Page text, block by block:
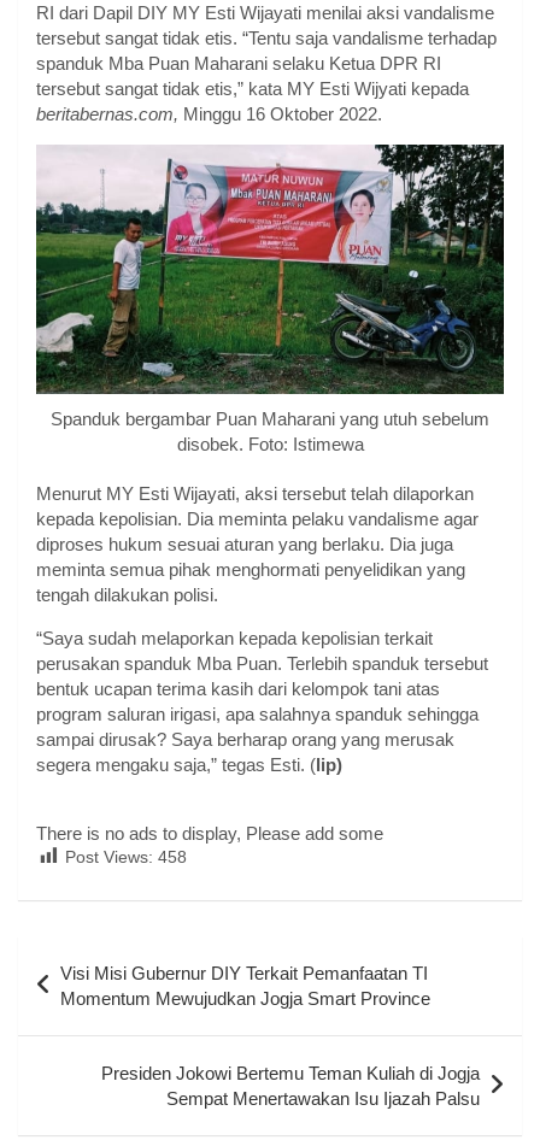
RI dari Dapil DIY MY Esti Wijayati menilai aksi vandalisme
tersebut sangat tidak etis. “Tentu saja vandalisme terhadap
spanduk Mba Puan Maharani selaku Ketua DPR RI
tersebut sangat tidak etis,” kata MY Esti Wijyati kepada
beritabernas.com, Minggu 16 Oktober 2022.
Spanduk bergambar Puan Maharani yang utuh sebelum
disobek. Foto: Istimewa
Menurut MY Esti Wijayati, aksi tersebut telah dilaporkan
kepada kepolisian. Dia meminta pelaku vandalisme agar
diproses hukum sesuai aturan yang berlaku. Dia juga
meminta semua pihak menghormati penyelidikan yang
tengah dilakukan polisi.
“Saya sudah melaporkan kepada kepolisian terkait
perusakan spanduk Mba Puan. Terlebih spanduk tersebut
bentuk ucapan terima kasih dari kelompok tani atas
program saluran irigasi, apa salahnya spanduk sehingga
sampai dirusak? Saya berharap orang yang merusak
segera mengaku saja,” tegas Esti. (lip)
There is no ads to display, Please add some
Post Views: 458
pos
Visi Misi Gubernur DIY Terkait Pemanfaatan TI
Momentum Mewujudkan Jogja Smart Province
Presiden Jokowi Bertemu Teman Kuliah di Jogja
Sempat Menertawakan Isu Ijazah Palsu